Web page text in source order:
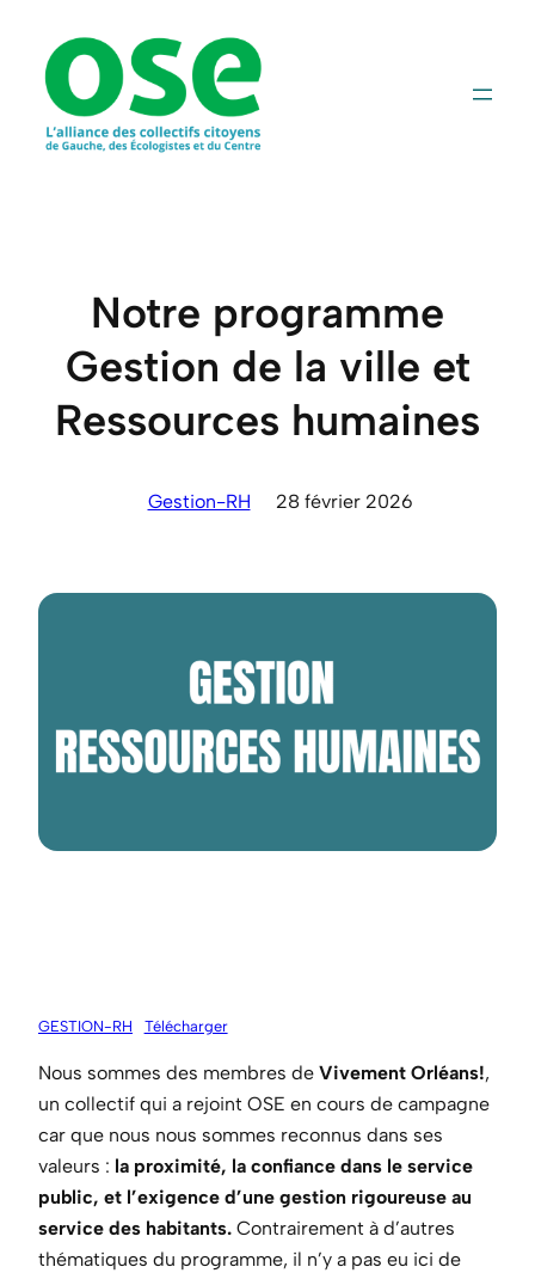
contenu
Notre programme
Gestion de la ville et
Ressources humaines
Gestion-RH 28 février 2026
GESTION-RH Télécharger
Nous sommes des membres de Vivement Orléans!,
un collectif qui a rejoint OSE en cours de campagne
car que nous nous sommes reconnus dans ses
valeurs : la proximité, la confiance dans le service
public, et l’exigence d’une gestion rigoureuse au
service des habitants. Contrairement à d’autres
thématiques du programme, il n’y a pas eu ici de